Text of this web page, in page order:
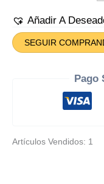
Añadir A
SEGUIR
Pago
Artículos Vendidos: 1